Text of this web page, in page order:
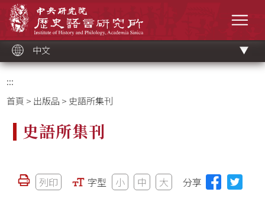
中文
:::
首頁 > 出版品 > 史語所集刊
史語所集刊
列印 字型 小 中 大 分享